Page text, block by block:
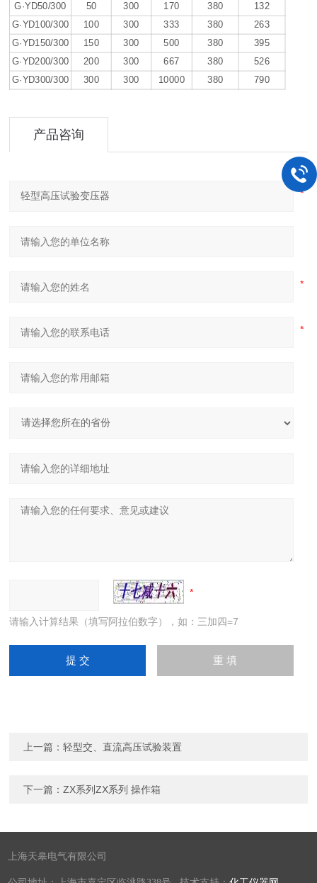
G·YD50/300
50 300 170 380 132
G·YD100/300 100 300 333 380 263
G·YD150/300 150 300 500 380 395
G·YD200/300 200 300 667 380 526
G·YD300/300 300 300 10000 380 790
产品咨询
请输入计算结果（填写阿拉伯数字），如：三加四=7
上一篇：轻型交、直流高压试验装置
下一篇：ZX系列ZX系列 操作箱
上海天皋电气有限公司